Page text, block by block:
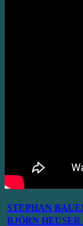
STEPHAN
BJÖRN